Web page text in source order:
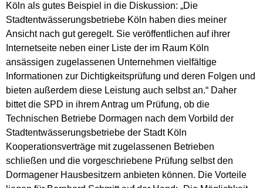
Köln als gutes Beispiel in die Diskussion: „Die
Stadtentwässerungsbetriebe Köln haben dies meiner
Ansicht nach gut geregelt. Sie veröffentlichen auf ihrer
Internetseite neben einer Liste der im Raum Köln
ansässigen zugelassenen Unternehmen vielfältige
Informationen zur Dichtigkeitsprüfung und deren Folgen und
bieten außerdem diese Leistung auch selbst an.“ Daher
bittet die SPD in ihrem Antrag um Prüfung, ob die
Technischen Betriebe Dormagen nach dem Vorbild der
Stadtentwässerungsbetriebe der Stadt Köln
Kooperationsverträge mit zugelassenen Betrieben
schließen und die vorgeschriebene Prüfung selbst den
Dormagener Hausbesitzern anbieten können. Die Vorteile